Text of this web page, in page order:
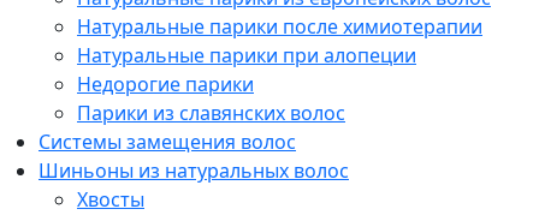
Натуральные парики после химиотерапии
Натуральные парики при алопеции
Недорогие парики
Парики из славянских волос
Системы замещения волос
Шиньоны из натуральных волос
Хвосты